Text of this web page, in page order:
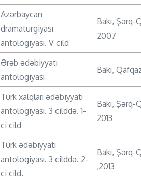
Azərbaycan
dramaturgiyası
antologiyası. V cild
Bakı, Şərq-
2007
Ərəb ədəbiyyatı
antologiyası
Bakı,
Türk xalqları ədəbiyyatı
antologiyası. 3 cilddə. 1-
ci cild
Bakı, Şərq-
2013
Türk ədəbiyyatı
antologiyası. 3 cilddə. 2-
ci cild.
Bakı, Şərq-
,2013